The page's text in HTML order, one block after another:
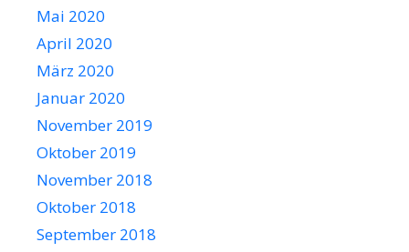
Mai 2020
April 2020
März 2020
Januar 2020
November 2019
Oktober 2019
November 2018
Oktober 2018
September 2018